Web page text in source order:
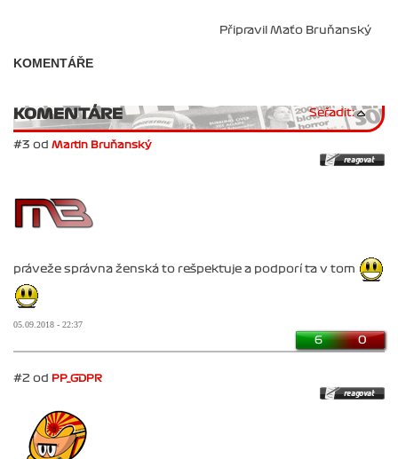
Připravil Maťo Bruňanský
KOMENTÁŘE
KOMENTÁRE Seřadit:
#3 od Martin Bruňanský
práveže správna ženská to rešpektuje a podporí ťa v tom
05.09.2018 - 22:37
6 0
#2 od PP_GDPR